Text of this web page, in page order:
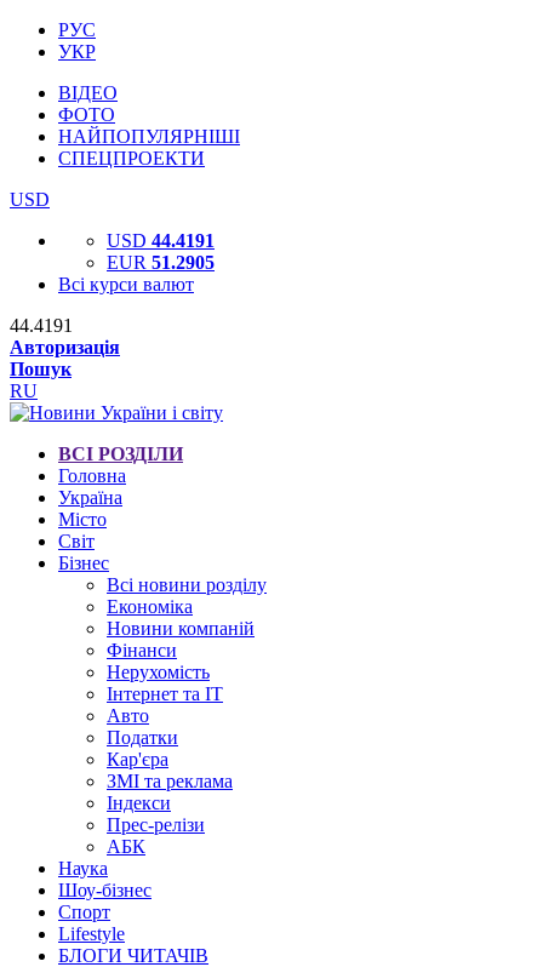
РУС
УКР
ВІДЕО
ФОТО
НАЙПОПУЛЯРНІШІ
СПЕЦПРОЕКТИ
USD
USD 44.4191
EUR 51.2905
Всі курси валют
44.4191
Авторизація
Пошук
RU
ВСІ РОЗДІЛИ
Головна
Україна
Місто
Світ
Бізнес
Всі новини розділу
Економіка
Новини компаній
Фінанси
Нерухомість
Інтернет та IT
Авто
Податки
Кар'єра
ЗМІ та реклама
Індекси
Прес-релізи
АБК
Наука
Шоу-бізнес
Спорт
Lifestyle
БЛОГИ ЧИТАЧІВ